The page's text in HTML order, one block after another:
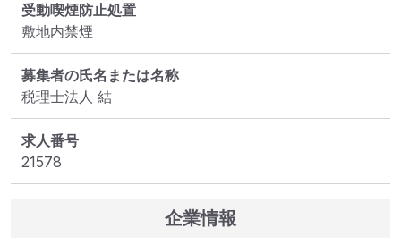
受動喫煙防止処置
敷地内禁煙
募集者の氏名または名称
税理士法人 結
求人番号
21578
企業情報